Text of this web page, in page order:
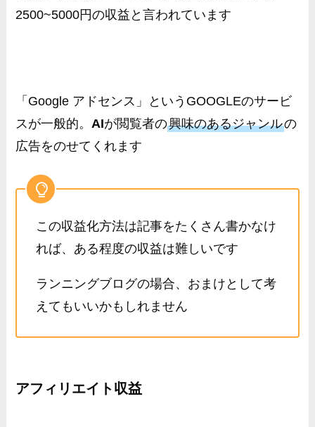
2500~5000円の収益と言われています
「Google アドセンス」というGOOGLEのサービ
スが一般的。 AIが閲覧者の興味のあるジャンルの
広告をのせてくれます
この収益化方法は記事をたくさん書かなけ
れば、ある程度の収益は難しいです
ランニングブログの場合、おまけとして考
えてもいいかもしれません
アフィリエイト収益